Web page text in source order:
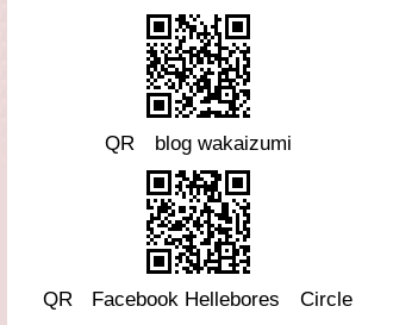
QR blog wakaizumi
QR Facebook Hellebores Circle